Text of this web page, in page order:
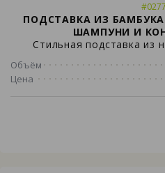
ПОДСТАВКА ИЗ
ШАМПУНИ И
Стильная подставка из
Объём
Цена